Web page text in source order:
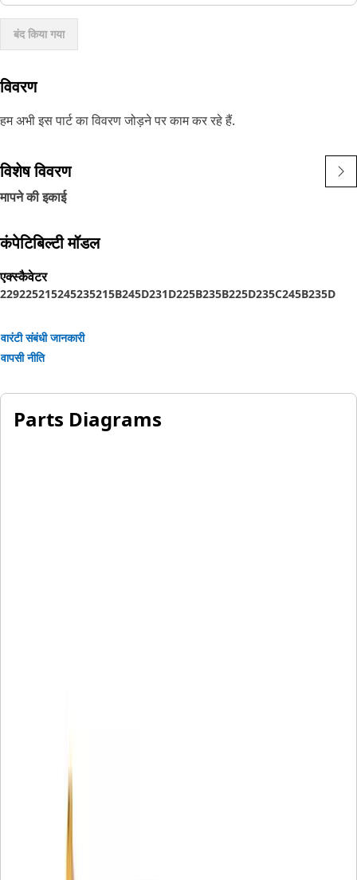
बंद किया गया
विवरण
हम अभी इस पार्ट का विवरण जोड़ने पर काम कर रहे हैं.
विशेष विवरण
मापने की इकाई
कंपेटिबिल्टी मॉडल
एक्स्कैवेटर
229225215245235215B245D231D225B235B225D235C245B235D
वारंटी संबंधी जानकारी
वापसी नीति
Parts Diagrams